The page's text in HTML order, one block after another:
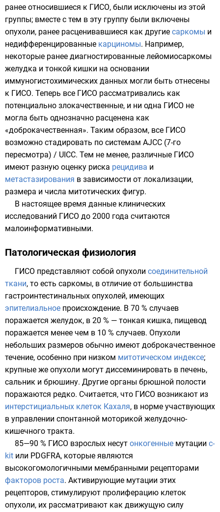
ранее относившиеся к ГИСО, были исключены из этой
группы; вместе с тем в эту группу были включены
опухоли, ранее расценивавшиеся как другие саркомы и
недифференцированные карциномы. Например,
некоторые ранее диагностированные лейомиосаркомы
желудка и тонкой кишки на основании
иммуногистохимических данных могли быть отнесены
к ГИСО. Теперь все ГИСО рассматривались как
потенциально злокачественные, и ни одна ГИСО не
могла быть однозначно расценена как
«доброкачественная». Таким образом, все ГИСО
возможно стадировать по системам AJCC (7-го
пересмотра) / UICC. Тем не менее, различные ГИСО
имеют разную оценку риска рецидива и
метастазирования в зависимости от локализации,
размера и числа митотических фигур.
В настоящее время данные клинических
исследований ГИСО до 2000 года считаются
малоинформативными.
Патологическая физиология
ГИСО представляют собой опухоли соединительной
ткани, то есть саркомы, в отличие от большинства
гастроинтестинальных опухолей, имеющих
эпителиальное происхождение. В 70 % случаев
поражается желудок, в 20 % — тонкая кишка, пищевод
поражается менее чем в 10 % случаев. Опухоли
небольших размеров обычно имеют доброкачественное
течение, особенно при низком митотическом индексе;
крупные же опухоли могут диссеминировать в печень,
сальник и брюшину. Другие органы брюшной полости
поражаются редко. Считается, что ГИСО возникают из
интерстициальных клеток Кахаля, в норме участвующих
в управлении спонтанной моторикой желудочно-
кишечного тракта.
85—90 % ГИСО взрослых несут онкогенные мутации c-
kit или PDGFRA, которые являются
высокогомологичными мембранными рецепторами
факторов роста. Активирующие мутации этих
рецепторов, стимулируют пролиферацию клеток
опухоли, их рассматривают как движущую силу